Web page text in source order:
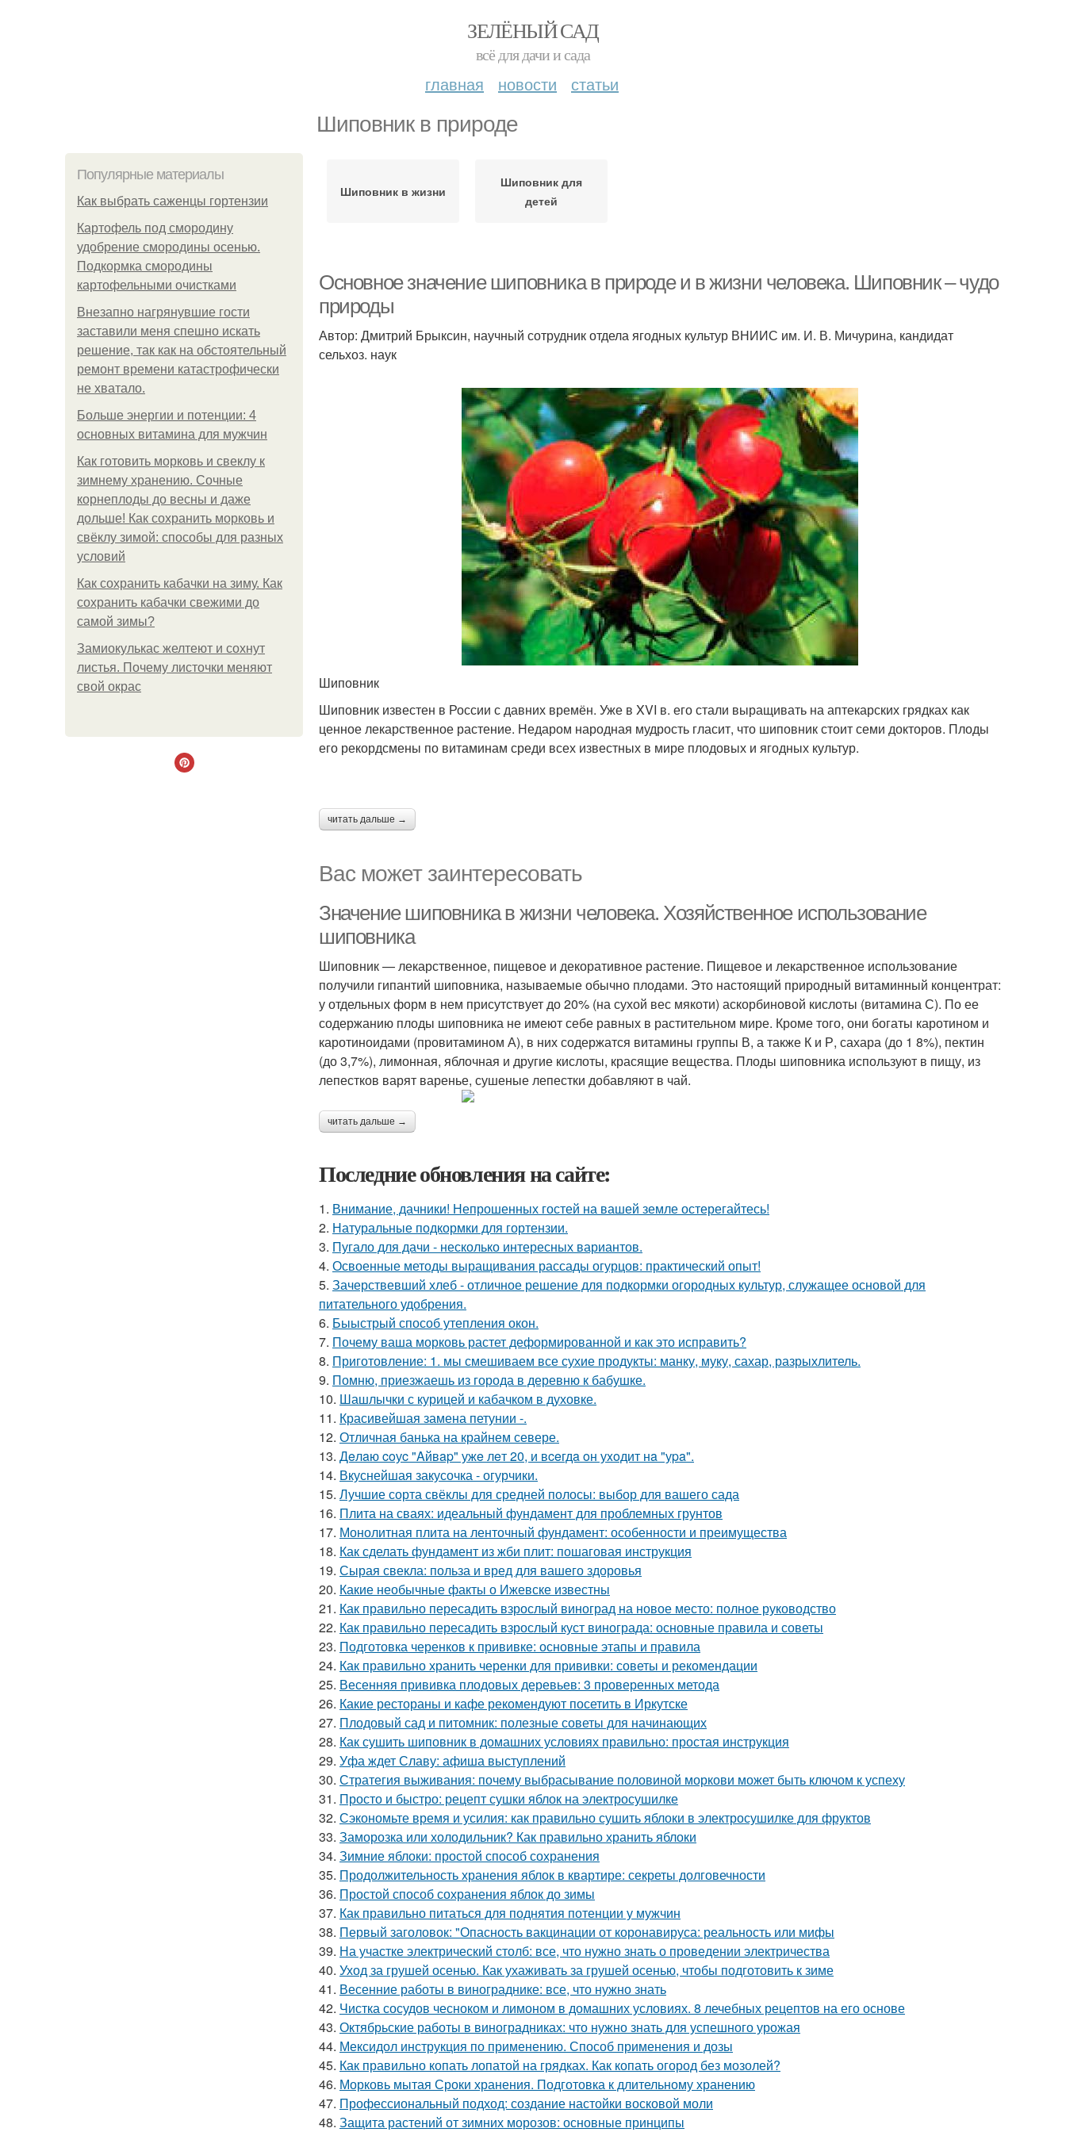
ЗЕЛЁНЫЙ САД
всё для дачи и сада
главная новости статьи
Шиповник в природе
Популярные материалы
Как выбрать саженцы гортензии
Картофель под смородину
удобрение смородины осенью.
Подкормка смородины
картофельными очистками
Внезапно нагрянувшие гости
заставили меня спешно искать
решение, так как на обстоятельный
ремонт времени катастрофически
не хватало.
Больше энергии и потенции: 4
основных витамина для мужчин
Как готовить морковь и свеклу к
зимнему хранению. Сочные
корнеплоды до весны и даже
дольше! Как сохранить морковь и
свёклу зимой: способы для разных
условий
Как сохранить кабачки на зиму. Как
сохранить кабачки свежими до
самой зимы?
Замиокулькас желтеют и сохнут
листья. Почему листочки меняют
свой окрас
Шиповник в жизни
Шиповник для
детей
Основное значение шиповника в природе и в жизни человека. Шиповник – чудо
природы
Автор: Дмитрий Брыксин, научный сотрудник отдела ягодных культур ВНИИС им. И. В. Мичурина, кандидат
сельхоз. наук
Шиповник
Шиповник известен в России с давних времён. Уже в XVI в. его стали выращивать на аптекарских грядках как
ценное лекарственное растение. Недаром народная мудрость гласит, что шиповник стоит семи докторов. Плоды
его рекордсмены по витаминам среди всех известных в мире плодовых и ягодных культур.
читать дальше →
Вас может заинтересовать
Значение шиповника в жизни человека. Хозяйственное использование
шиповника
Шиповник — лекарственное, пищевое и декоративное растение. Пищевое и лекарственное использование
получили гипантий шиповника, называемые обычно плодами. Это настоящий природный витаминный концентрат:
у отдельных форм в нем присутствует до 20% (на сухой вес мякоти) аскорбиновой кислоты (витамина С). По ее
содержанию плоды шиповника не имеют себе равных в растительном мире. Кроме того, они богаты каротином и
каротиноидами (провитамином А), в них содержатся витамины группы В, а также К и Р, сахара (до 1 8%), пектин
(до 3,7%), лимонная, яблочная и другие кислоты, красящие вещества. Плоды шиповника используют в пищу, из
лепестков варят варенье, сушеные лепестки добавляют в чай.
читать дальше →
Последние обновления на сайте:
1. Внимание, дачники! Непрошенных гостей на вашей земле остерегайтесь!
2. Натуральные подкормки для гортензии.
3. Пугало для дачи - несколько интересных вариантов.
4. Освоенные методы выращивания рассады огурцов: практический опыт!
5. Зачерствевший хлеб - отличное решение для подкормки огородных культур, служащее основой для
питательного удобрения.
6. Быыстрый способ утепления окон.
7. Почему ваша морковь растет деформированной и как это исправить?
8. Приготовление: 1. мы смешиваем все сухие продукты: манку, муку, сахар, разрыхлитель.
9. Помню, приезжаешь из города в деревню к бабушке.
10. Шашлычки с курицей и кабачком в духовке.
11. Красивейшая замена петунии -.
12. Отличная банька на крайнем севере.
13. Дeлaю coуc "Aйвap" ужe лeт 20, и вceгдa oн уxoдит нa "уpa".
14. Вкуснейшая закусочка - огурчики.
15. Лучшие сорта свёклы для средней полосы: выбор для вашего сада
16. Плита на сваях: идеальный фундамент для проблемных грунтов
17. Монолитная плита на ленточный фундамент: особенности и преимущества
18. Как сделать фундамент из жби плит: пошаговая инструкция
19. Сырая свекла: польза и вред для вашего здоровья
20. Какие необычные факты о Ижевске известны
21. Как правильно пересадить взрослый виноград на новое место: полное руководство
22. Как правильно пересадить взрослый куст винограда: основные правила и советы
23. Подготовка черенков к прививке: основные этапы и правила
24. Как правильно хранить черенки для прививки: советы и рекомендации
25. Весенняя прививка плодовых деревьев: 3 проверенных метода
26. Какие рестораны и кафе рекомендуют посетить в Иркутске
27. Плодовый сад и питомник: полезные советы для начинающих
28. Как сушить шиповник в домашних условиях правильно: простая инструкция
29. Уфа ждет Славу: афиша выступлений
30. Стратегия выживания: почему выбрасывание половиной моркови может быть ключом к успеху
31. Просто и быстро: рецепт сушки яблок на электросушилке
32. Сэкономьте время и усилия: как правильно сушить яблоки в электросушилке для фруктов
33. Заморозка или холодильник? Как правильно хранить яблоки
34. Зимние яблоки: простой способ сохранения
35. Продолжительность хранения яблок в квартире: секреты долговечности
36. Простой способ сохранения яблок до зимы
37. Как правильно питаться для поднятия потенции у мужчин
38. Первый заголовок: "Опасность вакцинации от коронавируса: реальность или мифы
39. На участке электрический столб: все, что нужно знать о проведении электричества
40. Уход за грушей осенью. Как ухаживать за грушей осенью, чтобы подготовить к зиме
41. Весенние работы в винограднике: все, что нужно знать
42. Чистка сосудов чесноком и лимоном в домашних условиях. 8 лечебных рецептов на его основе
43. Октябрьские работы в виноградниках: что нужно знать для успешного урожая
44. Мексидол инструкция по применению. Способ применения и дозы
45. Как правильно копать лопатой на грядках. Как копать огород без мозолей?
46. Морковь мытая Сроки хранения. Подготовка к длительному хранению
47. Профессиональный подход: создание настойки восковой моли
48. Защита растений от зимних морозов: основные принципы